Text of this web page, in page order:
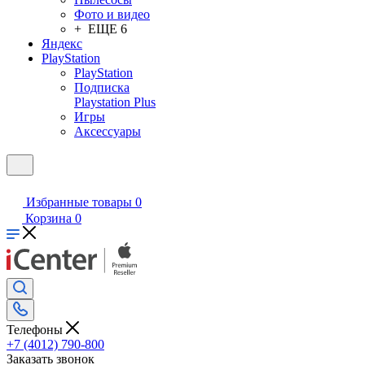
Фото и видео
+ ЕЩЕ 6
Яндекс
PlayStation
PlayStation
Подписка
Playstation Plus
Игры
Аксессуары
Избранные товары 0
Корзина 0
Телефоны
+7 (4012) 790-800
Заказать звонок